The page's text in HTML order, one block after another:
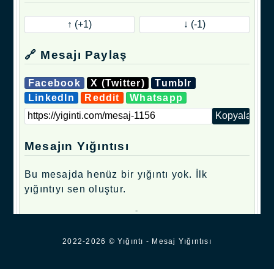
🔗 Mesajı Paylaş
Facebook X (Twitter)
Tumblr
LinkedIn
Reddit Whatsapp
Mesajın Yığıntısı
Bu mesajda henüz bir yığıntı yok. İlk
yığıntıyı sen oluştur.
.
2022-2026 © Yığıntı - Mesaj Yığıntısı